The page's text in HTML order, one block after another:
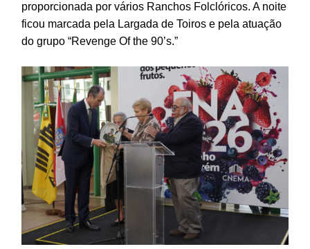
proporcionada por vários Ranchos Folclóricos. A noite
ficou marcada pela Largada de Toiros e pela atuação
do grupo “Revenge Of the 90’s.”